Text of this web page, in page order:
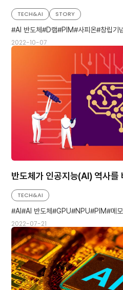
2022-10-07
TECH&AI
STORY
AI 반도체
D램 PIM 사피온 창립기
반도체가 인공지능(AI) 역사를
2022-07-21
TECH&AI
AI
AI 반도체 GPU NPU PIM 메